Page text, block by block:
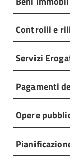
Controlli e
Servizi
Pagamenti
Opere